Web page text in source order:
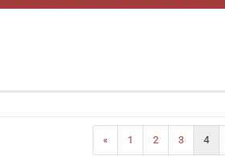
« 1 2 3 4